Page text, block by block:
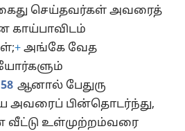
செய்தவர்கள் அவரைத்
காய்பாவிடம்
+ அங்கே வேத
58 ஆனால் பேதுரு
அவரைப் பின்தொடர்ந்து,
வீட்டு உள்முற்றம்வரை